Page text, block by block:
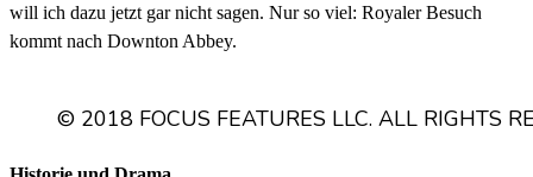
will ich dazu jetzt gar nicht sagen. Nur so viel: Royaler Besuch
kommt nach Downton Abbey.
© 2018 FOCUS FEATURES LLC. ALL RIGHTS